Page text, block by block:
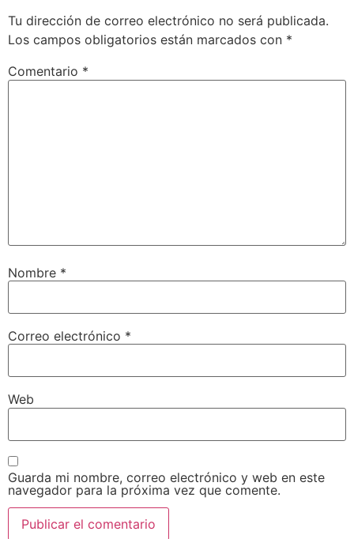
Tu dirección de correo electrónico no será publicada.
Los campos obligatorios están marcados con *
Comentario *
Nombre *
Correo electrónico *
Web
Guarda mi nombre, correo electrónico y web en este
navegador para la próxima vez que comente.